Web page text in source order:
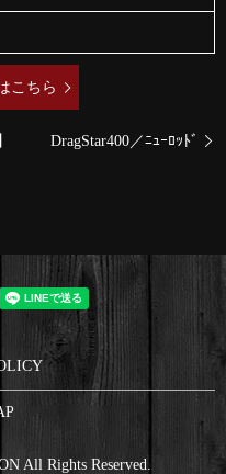
こちら
DragStar400／ﾆｭｰﾛｯﾄﾞ
All Rights Reserved.